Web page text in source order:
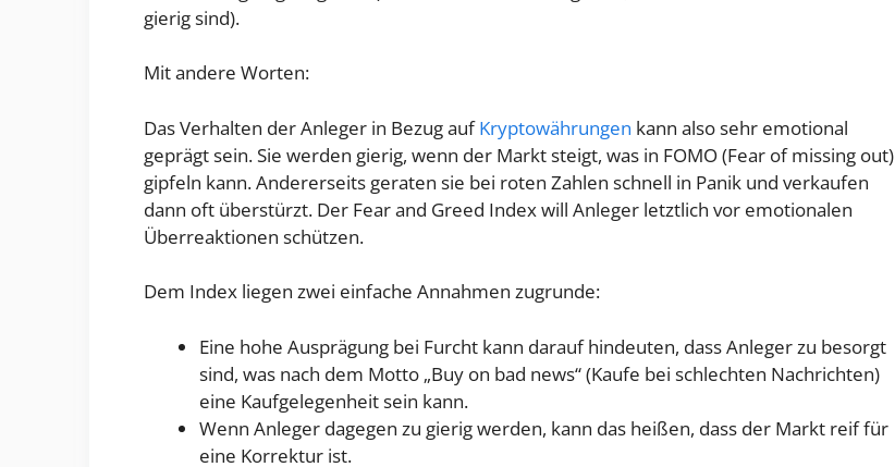
gierig sind).
Mit andere Worten:
Das Verhalten der Anleger in Bezug aufKryptowährungen kann also sehr emotional
geprägt sein. Sie werden gierig, wenn der Markt steigt, was in FOMO (Fear of missing out)
gipfeln kann. Andererseits geraten sie bei roten Zahlen schnell in Panik und verkaufen
dann oft überstürzt. Der Fear and Greed Index will Anleger letztlich vor emotionalen
Überreaktionen schützen.
Dem Index liegen zwei einfache Annahmen zugrunde:
Eine hohe Ausprägung bei Furcht kann darauf hindeuten, dass Anleger zu besorgt
sind, was nach dem Motto „Buy on bad news“ (Kaufe bei schlechten Nachrichten)
eine Kaufgelegenheit sein kann.
Wenn Anleger dagegen zu gierig werden, kann das heißen, dass der Markt reif für
eine Korrektur ist.